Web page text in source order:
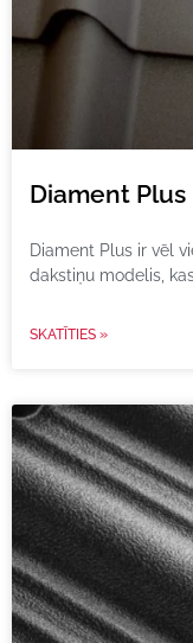
Diament Plus
Diament Plus ir vēl
dakstiņu modelis,
SKATĪTIES »